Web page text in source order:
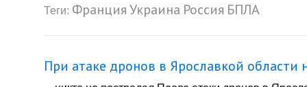
Теги: ФранцияУкраина Россия БПЛА
При атаке дронов в Ярославкой области